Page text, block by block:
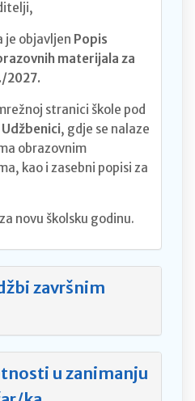
je objavljen Popis
materijala za
2027.
stranici škole pod
, gdje se nalaze
obrazovnim
kao i zasebni popisi za
novu školsku godinu.
završnim
u zanimanju